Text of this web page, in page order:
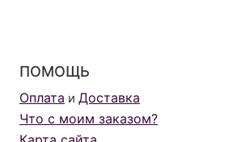
ПОМОЩЬ
Оплата и Доставка
Что с моим заказом?